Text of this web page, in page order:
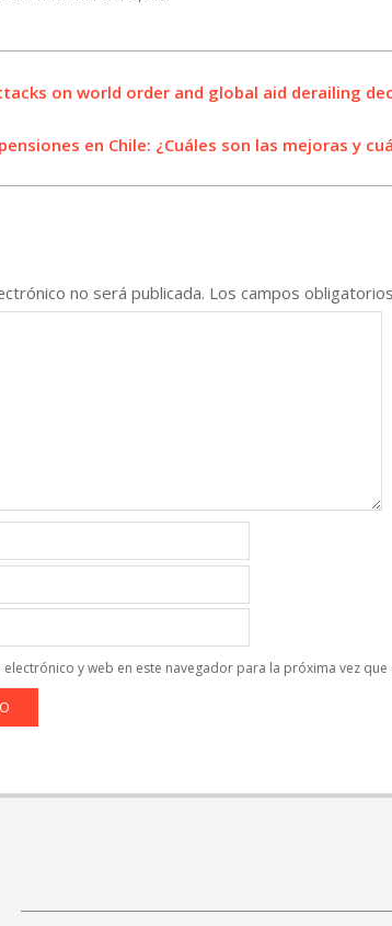
on world order and global aid derailing
en Chile: ¿Cuáles son las mejoras y
no será publicada. Los campos
y web en este navegador para la próxima vez que